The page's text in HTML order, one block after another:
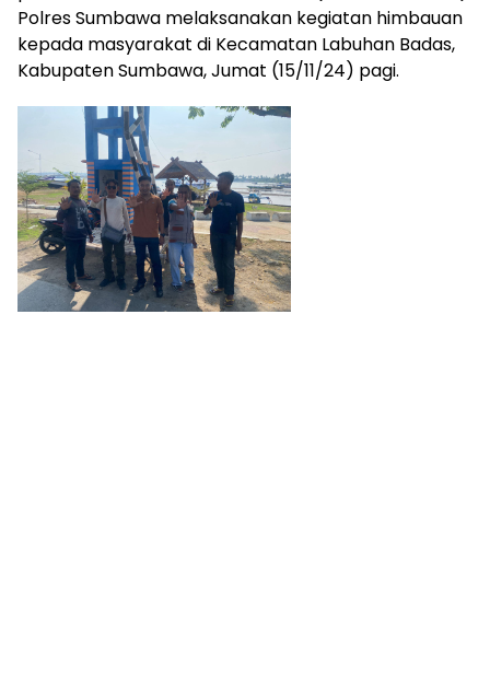
Polres Sumbawa melaksanakan kegiatan himbauan
kepada masyarakat di Kecamatan Labuhan Badas,
Kabupaten Sumbawa, Jumat (15/11/24) pagi.